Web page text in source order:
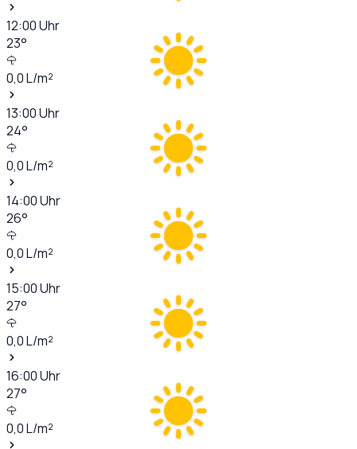
12:00Uhr
23°
0,0L/m²
13:00Uhr
24°
0,0L/m²
14:00Uhr
26°
0,0L/m²
15:00Uhr
27°
0,0L/m²
16:00Uhr
27°
0,0L/m²